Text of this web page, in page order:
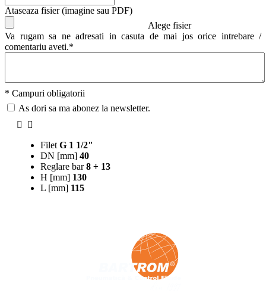
Ataseaza fisier (imagine sau PDF)
Alege fisier
Va rugam sa ne adresati in casuta de mai jos orice intrebare /
comentariu aveti.*
* Campuri obligatorii
As dori sa ma abonez la newsletter.
Filet G 1 1/2"
DN [mm] 40
Reglare bar 8 ÷ 13
H [mm] 130
L [mm] 115